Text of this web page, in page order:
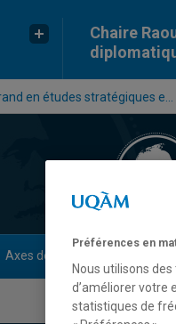
Chaire
en études stratégiques e...
Axes de recherche
Préférences en
Nous utilisons
d’améliorer votre
statistiques de